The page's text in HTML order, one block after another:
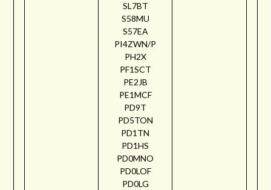
SL7BT
S58MU
S57EA
PI4ZWN/P
PH2X
PF1SCT
PE2JB
PE1MCF
PD9T
PD5TON
PD1TN
PD1HS
PD0MNO
PD0LOF
PD0LG